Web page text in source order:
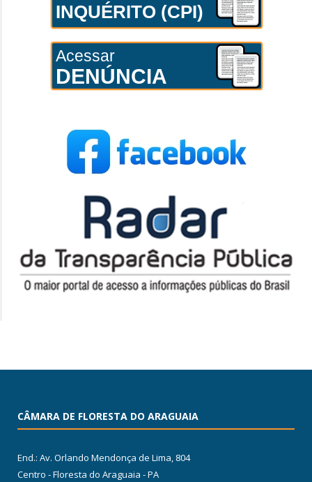
INQUÉRITO (CPI)
Acessar
DENÚNCIA
CÂMARA DE FLORESTA DO ARAGUAIA
End.: Av. Orlando Mendonça de Lima, 804
Centro - Floresta do Araguaia - PA